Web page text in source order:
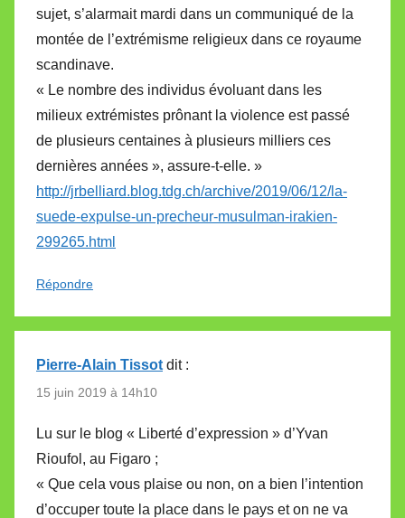
sujet, s’alarmait mardi dans un communiqué de la
montée de l’extrémisme religieux dans ce royaume
scandinave.
« Le nombre des individus évoluant dans les
milieux extrémistes prônant la violence est passé
de plusieurs centaines à plusieurs milliers ces
dernières années », assure-t-elle. »
http://jrbelliard.blog.tdg.ch/archive/2019/06/12/la-
suede-expulse-un-precheur-musulman-irakien-
299265.html
Répondre
Pierre-Alain Tissot dit :
15 juin 2019 à 14h10
Lu sur le blog « Liberté d’expression » d’Yvan
Rioufol, au Figaro ;
« Que cela vous plaise ou non, on a bien l’intention
d’occuper toute la place dans le pays et on ne va